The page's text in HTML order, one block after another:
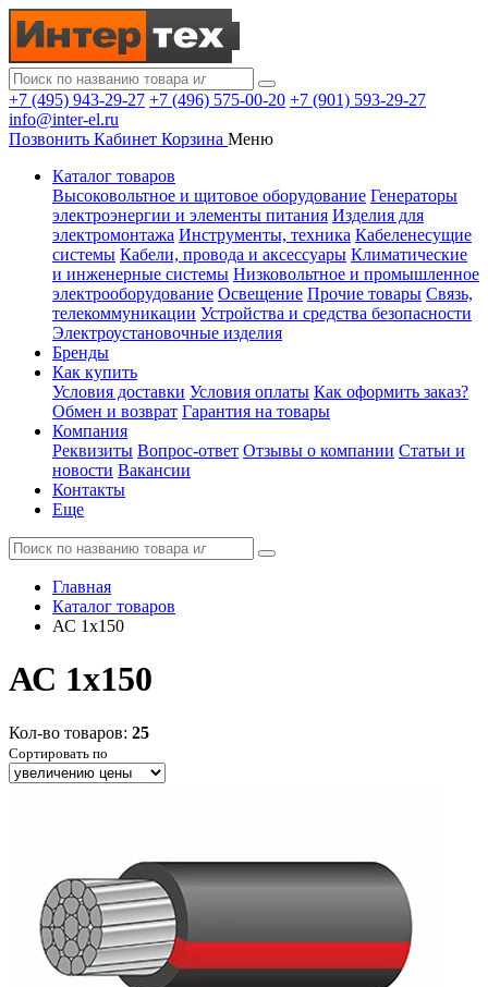
+7 (495) 943-29-27 +7 (496) 575-00-20 +7 (901) 593-29-27
info@inter-el.ru
Позвонить Кабинет Корзина Меню
Каталог товаров
Высоковольтное и щитовое оборудование Генераторы
электроэнергии и элементы питания Изделия для
электромонтажа Инструменты, техника Кабеленесущие
системы Кабели, провода и аксессуары Климатические
и инженерные системы Низковольтное и промышленное
электрооборудование Освещение Прочие товары Связь,
телекоммуникации Устройства и средства безопасности
Электроустановочные изделия
Бренды
Как купить
Условия доставки Условия оплаты Как оформить заказ?
Обмен и возврат Гарантия на товары
Компания
Реквизиты Вопрос-ответ Отзывы о компании Статьи и
новости Вакансии
Контакты
Еще
Главная
Каталог товаров
АС 1x150
АС 1x150
Кол-во товаров: 25
Сортировать по